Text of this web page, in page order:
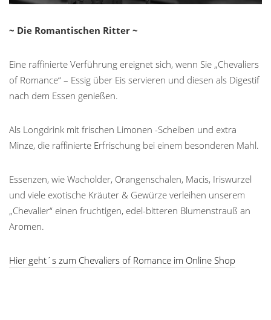
~ Die Romantischen Ritter ~
Eine raffinierte Verführung ereignet sich, wenn Sie „Chevaliers
of Romance“ – Essig über Eis servieren und diesen als Digestif
nach dem Essen genießen.
Als Longdrink mit frischen Limonen -Scheiben und extra
Minze, die raffinierte Erfrischung bei einem besonderen Mahl.
Essenzen, wie Wacholder, Orangenschalen, Macis, Iriswurzel
und viele exotische Kräuter & Gewürze verleihen unserem
„Chevalier“ einen fruchtigen, edel-bitteren Blumenstrauß an
Aromen.
Hier geht´s zum Chevaliers of Romance im Online Shop